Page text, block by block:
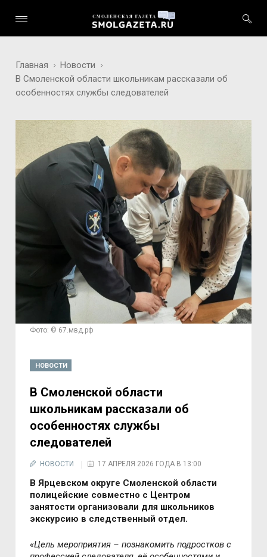
Главная
Новости
В Смоленской области школьникам рассказали об
особенностях службы следователей
Фото: © 67.мвд.рф
НОВОСТИ
В Смоленской области
школьникам рассказали об
особенностях службы
следователей
НОВОСТИ 17 АПРЕЛЯ 2026 ГОДА В 13:00
В Ярцевском округе Смоленской области
полицейские совместно с Центром
занятости организовали для школьников
экскурсию в следственный отдел.
«Цель мероприятия – познакомить подростков с